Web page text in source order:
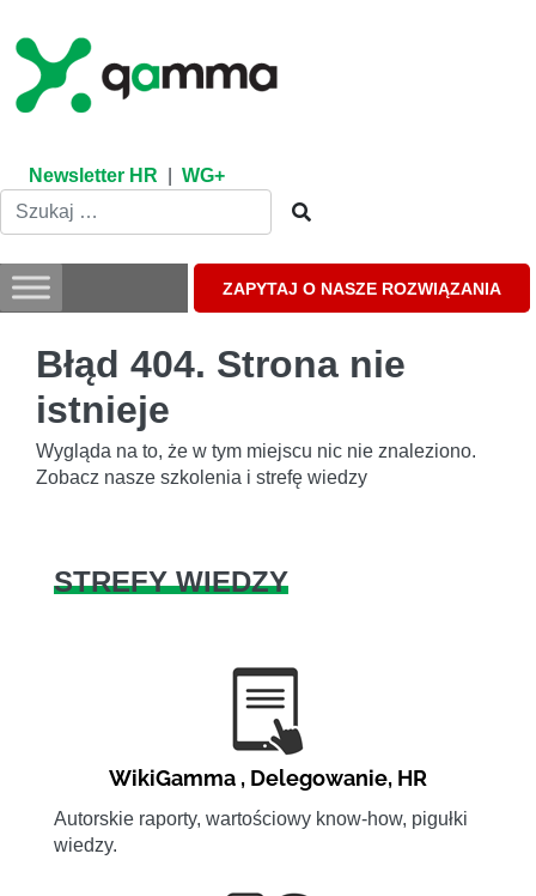
content
Newsletter HR WG+
ZAPYTAJ O NASZE ROZWIĄZANIA
Błąd 404. Strona nie
istnieje
Wygląda na to, że w tym miejscu nic nie znaleziono.
Zobacz nasze szkolenia i strefę wiedzy
STREFY WIEDZY
WikiGamma , Delegowanie, HR
Autorskie raporty, wartościowy know-how, pigułki
wiedzy.